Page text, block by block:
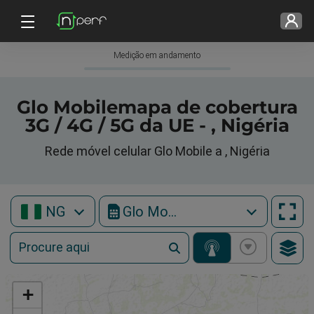
Medição em andamento
Glo Mobilemapa de cobertura
3G / 4G / 5G da UE - , Nigéria
Rede móvel celular Glo Mobile a , Nigéria
NG Glo Mobile
+